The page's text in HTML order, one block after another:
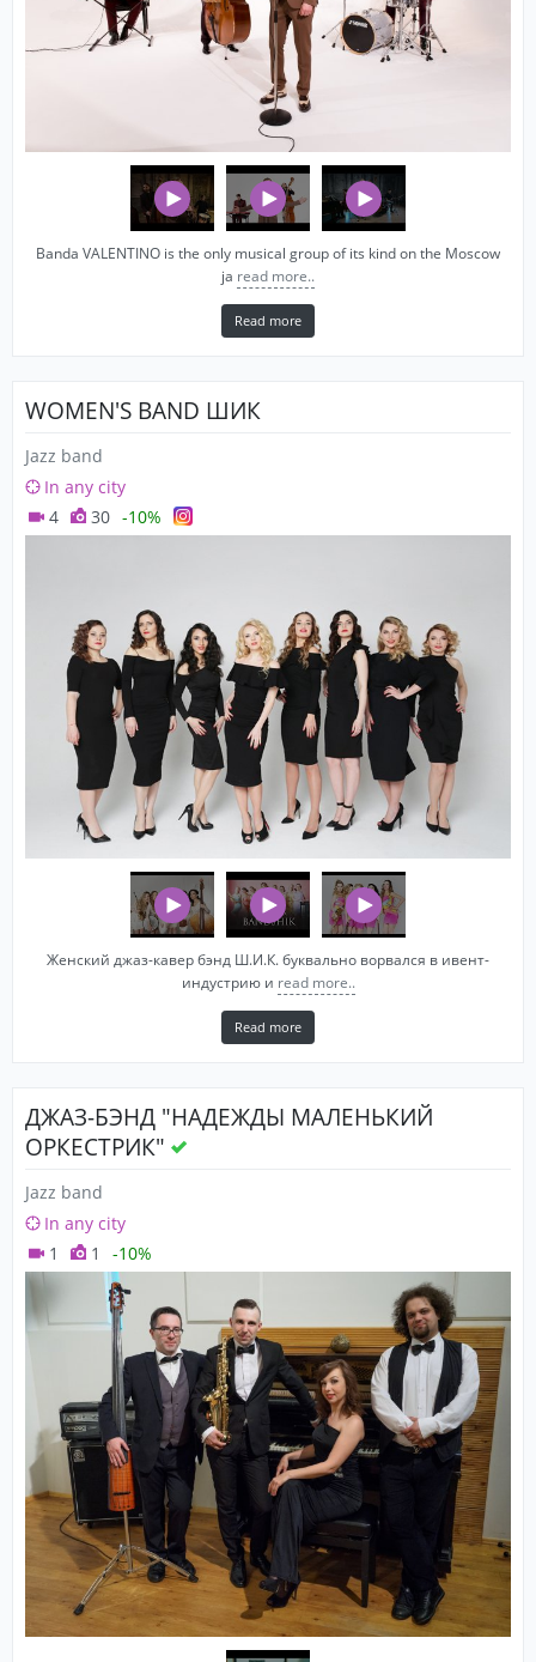
Banda VALENTINO is the only musical group of its kind on the Moscow
ja read more..
Read more
WOMEN'S BAND ШИК
Jazz band
In any city
4
30 -10%
Женский джаз-кавер бэнд Ш.И.К. буквально ворвался в ивент-
индустрию и read more..
Read more
ДЖАЗ-БЭНД "НАДЕЖДЫ МАЛЕНЬКИЙ
ОРКЕСТРИК"
Jazz band
In any city
1
1 -10%